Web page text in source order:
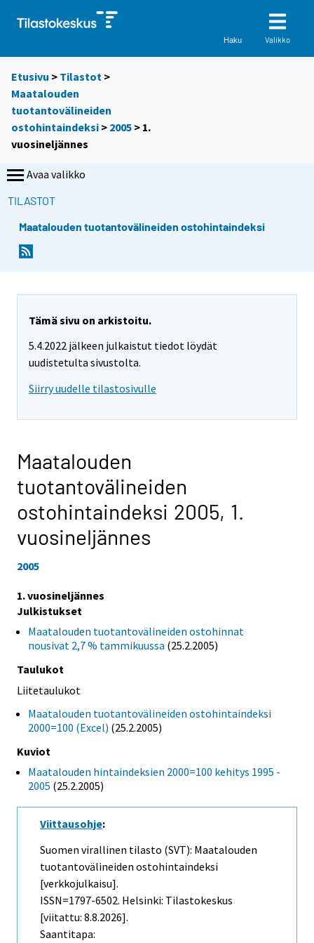
Haku Valikko
Etusivu > Tilastot >
Maatalouden
tuotantovälineiden
ostohintaindeksi > 2005 > 1.
vuosineljännes
Avaa valikko
TILASTOT
Maatalouden tuotantovälineiden ostohintaindeksi
Tämä sivu on arkistoitu.
5.4.2022 jälkeen julkaistut tiedot löydät
uudistetulta sivustolta.
Siirry uudelle tilastosivulle
Maatalouden
tuotantovälineiden
ostohintaindeksi 2005, 1.
vuosineljännes
2005
1. vuosineljännes
Julkistukset
Maatalouden tuotantovälineiden ostohinnat
nousivat 2,7 % tammikuussa (25.2.2005)
Taulukot
Liitetaulukot
Maatalouden tuotantovälineiden ostohintaindeksi
2000=100 (Excel) (25.2.2005)
Kuviot
Maatalouden hintaindeksien 2000=100 kehitys 1995 -
2005 (25.2.2005)
Viittausohje:
Suomen virallinen tilasto (SVT): Maatalouden
tuotantovälineiden ostohintaindeksi
[verkkojulkaisu].
ISSN=1797-6502. Helsinki: Tilastokeskus
[viitattu: 8.8.2026].
Saantitapa: